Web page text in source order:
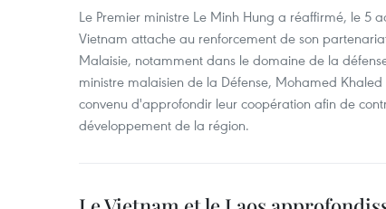
Le Premier ministre Le Minh Hung a réaffirmé, le 5
Vietnam attache au renforcement de son
Malaisie, notamment dans le domaine de la
ministre malaisien de la Défense, Mohamed
convenu d'approfondir leur coopération afin de
développement de la région.